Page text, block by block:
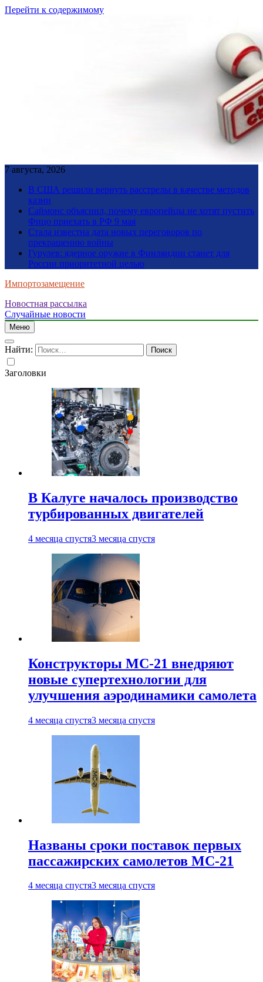
Перейти к содержимому
7 августа, 2026
В США решили вернуть расстрелы в качестве методов
казни
Саймонс объяснил, почему европейцы не хотят пустить
Фицо приехать в РФ 9 мая
Стала известна дата новых переговоров по
прекращению войны
Гурулев: ядерное оружие в Финляндии станет для
России приоритетной целью
Импортозамещение
Новостная рассылка
Случайные новости
Меню
Найти:
Заголовки
В Калуге началось производство
турбированных двигателей
4 месяца спустя3 месяца спустя
Конструкторы МС-21 внедряют
новые супертехнологии для
улучшения аэродинамики самолета
4 месяца спустя3 месяца спустя
Названы сроки поставок первых
пассажирских самолетов МС-21
4 месяца спустя3 месяца спустя